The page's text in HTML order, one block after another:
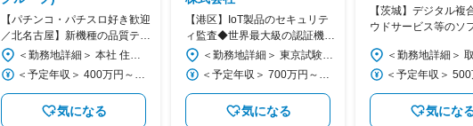
【パチンコ・パチスロ好き歓迎
／北名古屋】新機種の品質テス
ト・検証◆遊技経験を活かす！
／年休124日
＜勤務地詳細＞ 本社 住所：愛知県北名古屋市沖村西ノ川1 勤務地最寄駅：名鉄犬山線／西春駅 受動喫煙対策：屋内全面禁煙 変更の範囲：会社の定める事業所
＜予定年収＞ 400万円～500万円 ＜賃金形態＞ 月給制 ＜賃金内訳＞ 月額（基本給）：210,000円～328,000円 ＜月給＞ 210,000円～328,000円 ＜昇給有無＞ 有 ＜残業手当＞ 有 ＜給与補足＞ ※年収は経験・スキル・年齢を考慮し規程により決定します。 ■昇給：年1回（4月） ■賞与：年2回（6・12月） 賃金はあくまでも目安の金額であり、選考を通じて上下する可能性があります。 月給(月額)は固定手当を含めた表記です。
気になる
【港区】IoT製品のセキュリテ
ィ監査◆世界最大級の認証機関
で最先端技術に携わる／在宅月
4／フレックス
＜勤務地詳細＞ 東京試験所 住所：東京都港区海岸3-2-12 安田芝浦第2ビル4F 勤務地最寄駅：JR線／田町駅 受動喫煙対策：屋内全面禁煙 変更の範囲：会社の定める事業所
＜予定年収＞ 700万円～1,200万円 ＜賃金形態＞ 年俸制 ＜賃金内訳＞ 年額（基本給）：5,880,004円～10,272,000円 固定残業手当/月：93,333円～144,000円（固定残業時間40時間0分/月） 超過した時間外労働の残業手当は追加支給 ＜月額＞ 583,333円～1,000,000円（12分割）（一律手当を含む） ＜昇給有無＞ 有 ＜残業手当＞ 有 ＜給与補足＞ ■昇給：年1回 ■賞与：個人・企業業績により支給することがあります。 ■所定労働時間を超えた際、規定に則り割増手当を支給 賃金はあくまでも目安の金額であり、選考を通じて上下する可能性があります。 月給(月額)は固定手当を含めた表記です。
気になる
【茨城】デジタル複
ウドサービス等のソ
大手メーカー
気にな